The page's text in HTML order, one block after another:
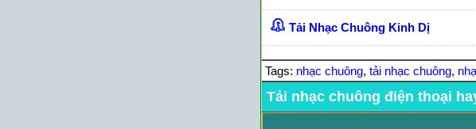
Tải Nhạc Chuông Kinh Dị
Tags: nhạc chuông, tải nhạc chuông,
Tải nhạc chuông điện thoại